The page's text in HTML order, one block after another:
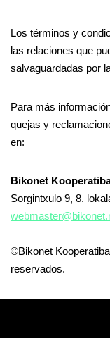
Los términos y
las relaciones que
salvaguardadas por
Para más
quejas y
en:
Bikonet
Sorgintxulo 9, 8.
©Bikonet
reservados.